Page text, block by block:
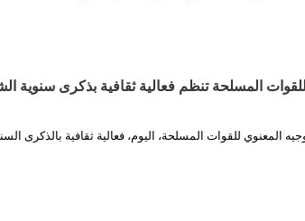
المسلحة تنظم فعالية ثقافية بذكرى سنوية
المعنوي للقوات المسلحة، اليوم، فعالية ثقافية بالذكرى